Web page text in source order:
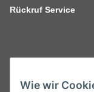
Wie wir
Rückruf Service
kontakt@theo-